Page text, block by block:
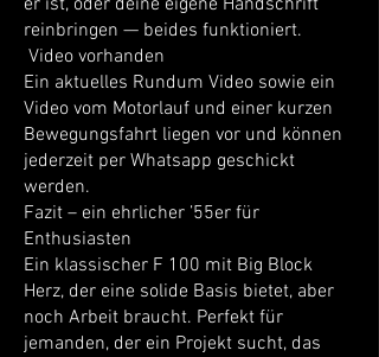
er ist, oder deine eigene Handschrift
reinbringen — beides funktioniert.
Video vorhanden
Ein aktuelles Rundum Video sowie ein
Video vom Motorlauf und einer kurzen
Bewegungsfahrt liegen vor und können
jederzeit per Whatsapp geschickt
werden.
Fazit – ein ehrlicher ’55er für
Enthusiasten
Ein klassischer F 100 mit Big Block
Herz, der eine solide Basis bietet, aber
noch Arbeit braucht. Perfekt für
jemanden, der ein Projekt sucht, das